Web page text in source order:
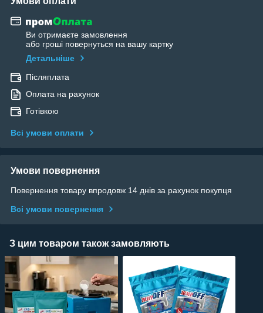
Ви отримаєте замовлення
або гроші повернуться на вашу картку
Детальніше
Післяплата
Оплата на рахунок
Готівкою
Всі умови оплати
Умови повернення
Повернення товару впродовж 14 днів за рахунок покупця
Всі умови повернення
З цим товаром також замовляють